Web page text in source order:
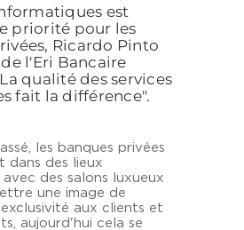
est
priorité pour les
Ricardo Pinto
l'Eri Bancaire
qualité des services
fait la différence".
les banques privées
dans des lieux
avec des salons luxueux
une image de
aux clients et
aujourd'hui cela se